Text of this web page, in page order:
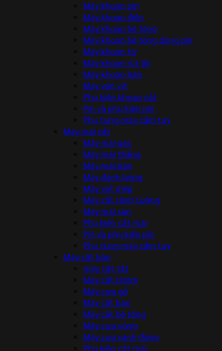
Máy khoan pin
Máy khoan điện
Máy khoan bê tông
Máy khoan bê tông dùng pin
Máy khoan từ
Máy khoan rút lõi
Máy khoan bàn
Máy vặn vít
Phụ kiện khoan cắt
Pin và phụ kiện pin
Phụ tùng máy cầm tay
Máy mài cắt
Máy mài góc
Máy mài thẳng
Máy mài bàn
Máy đánh bóng
Máy vát mép
Máy cắt rãnh tường
Máy mài sàn
Phụ kiện cắt mài
Pin và phụ kiện pin
Phụ tùng máy cầm tay
Máy cắt bàn
máy cắt sắt
Máy cắt nhôm
Máy cưa gỗ
Máy cắt bàn
Máy cắt bê tông
Máy cưa vòng
Máy cưa vanh đứng
Phụ kiện cắt mài